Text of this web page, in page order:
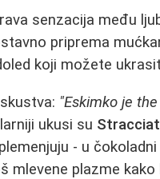
senzacija među
priprema
koji možete
"Eskimko je
ukusi su
- u
mlevene plazme